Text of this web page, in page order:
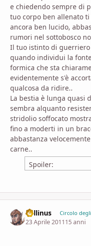
e chiedendo sempre di
tuo corpo ben allenato
ancora ben lucido,
rumori nel sottobosco
Il tuo istinto di
quando individui la
formica che sta
evidentemente s'è
qualcosa da ridire..
La bestia è lunga quasi
sembra alquanto
stridolio soffocato
fino a moderti in un
abbastanza
carne..
Spoiler:
Lollinus Circolo
23 Aprile 201115 anni